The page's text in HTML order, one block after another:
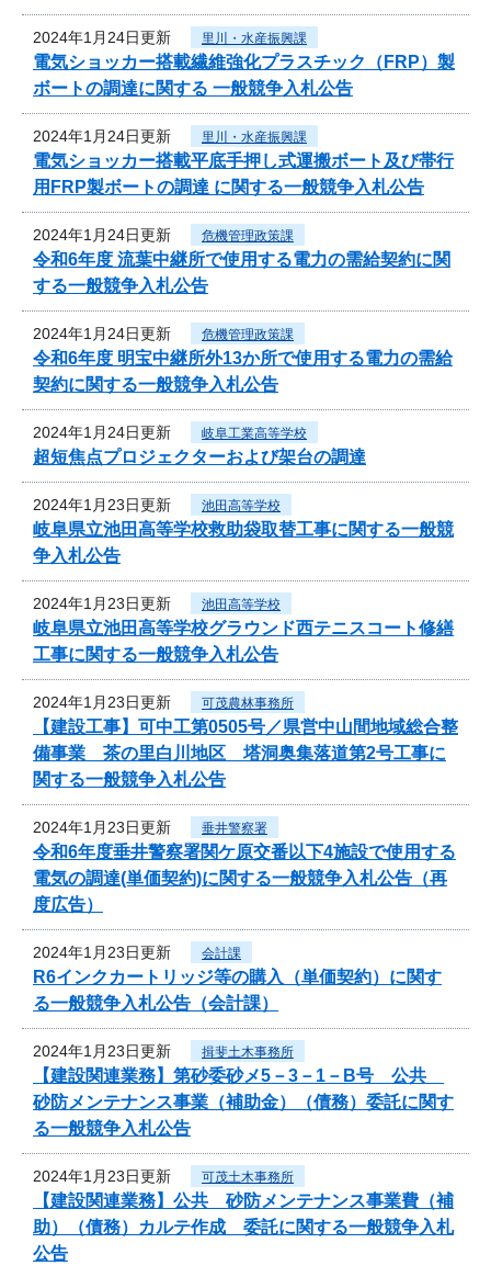
2024年1月24日更新 里川・水産振興課
電気ショッカー搭載繊維強化プラスチック（FRP）製
ボートの調達に関する 一般競争入札公告
2024年1月24日更新 里川・水産振興課
電気ショッカー搭載平底手押し式運搬ボート及び帯行
用FRP製ボートの調達 に関する一般競争入札公告
2024年1月24日更新 危機管理政策課
令和6年度 流葉中継所で使用する電力の需給契約に関
する一般競争入札公告
2024年1月24日更新 危機管理政策課
令和6年度 明宝中継所外13か所で使用する電力の需給
契約に関する一般競争入札公告
2024年1月24日更新 岐阜工業高等学校
超短焦点プロジェクターおよび架台の調達
2024年1月23日更新 池田高等学校
岐阜県立池田高等学校救助袋取替工事に関する一般競
争入札公告
2024年1月23日更新 池田高等学校
岐阜県立池田高等学校グラウンド西テニスコート修繕
工事に関する一般競争入札公告
2024年1月23日更新 可茂農林事務所
【建設工事】可中工第0505号／県営中山間地域総合整
備事業 茶の里白川地区 塔洞奥集落道第2号工事に
関する一般競争入札公告
2024年1月23日更新 垂井警察署
令和6年度垂井警察署関ケ原交番以下4施設で使用する
電気の調達(単価契約)に関する一般競争入札公告（再
度広告）
2024年1月23日更新 会計課
R6インクカートリッジ等の購入（単価契約）に関す
る一般競争入札公告（会計課）
2024年1月23日更新 揖斐土木事務所
【建設関連業務】第砂委砂メ5－3－1－B号 公共
砂防メンテナンス事業（補助金）（債務）委託に関す
る一般競争入札公告
2024年1月23日更新 可茂土木事務所
【建設関連業務】公共 砂防メンテナンス事業費（補
助）（債務）カルテ作成 委託に関する一般競争入札
公告